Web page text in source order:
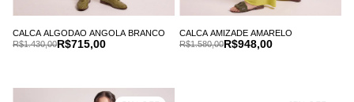
CALCA ALGODAO ANGOLA BRANCO
R$715,00
R$1.430,00
CALCA AMIZADE AMARELO
R$948,00
R$1.580,00